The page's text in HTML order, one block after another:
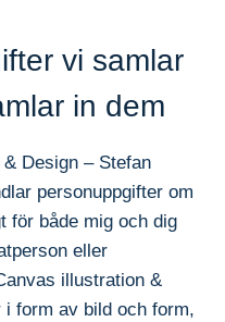
vi samlar
in dem
Design – Stefan
personuppgifter om
för både mig och dig
eller
illustration &
form av bild och form,